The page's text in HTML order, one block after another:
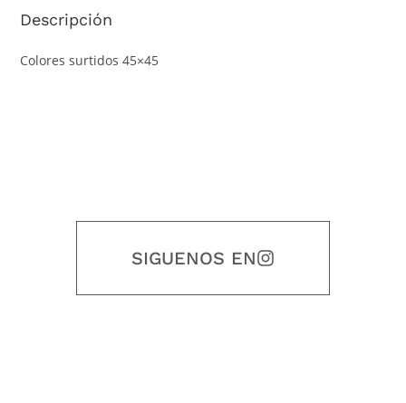
Descripción
Colores surtidos 45×45
SIGUENOS EN